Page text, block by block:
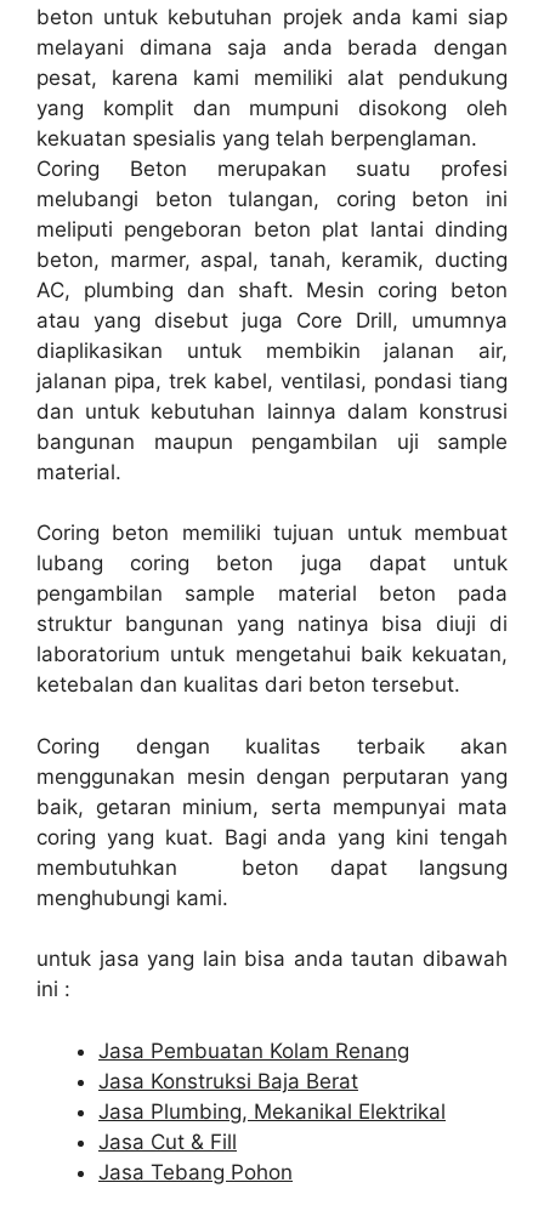
beton untuk kebutuhan projek anda kami siap
melayani dimana saja anda berada dengan
pesat, karena kami memiliki alat pendukung
yang komplit dan mumpuni disokong oleh
kekuatan spesialis yang telah berpenglaman.
Coring Beton merupakan suatu profesi
melubangi beton tulangan, coring beton ini
meliputi pengeboran beton plat lantai dinding
beton, marmer, aspal, tanah, keramik, ducting
AC, plumbing dan shaft. Mesin coring beton
atau yang disebut juga Core Drill, umumnya
diaplikasikan untuk membikin jalanan air,
jalanan pipa, trek kabel, ventilasi, pondasi tiang
dan untuk kebutuhan lainnya dalam konstrusi
bangunan maupun pengambilan uji sample
material.
Coring beton memiliki tujuan untuk membuat
lubang coring beton juga dapat untuk
pengambilan sample material beton pada
struktur bangunan yang natinya bisa diuji di
laboratorium untuk mengetahui baik kekuatan,
ketebalan dan kualitas dari beton tersebut.
Coring dengan kualitas terbaik akan
menggunakan mesin dengan perputaran yang
baik, getaran minium, serta mempunyai mata
coring yang kuat. Bagi anda yang kini tengah
membutuhkan beton dapat langsung
menghubungi kami.
untuk jasa yang lain bisa anda tautan dibawah
ini :
Jasa Pembuatan Kolam Renang
Jasa Konstruksi Baja Berat
Jasa Plumbing, Mekanikal Elektrikal
Jasa Cut & Fill
Jasa Tebang Pohon